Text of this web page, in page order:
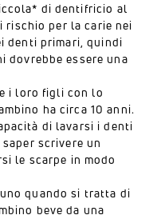
di dentifricio al
per la carie nei
denti primari, quindi
dovrebbe essere una
i loro figli con lo
ha circa 10 anni.
di lavarsi i denti
scrivere un
le scarpe in modo
quando si tratta di
beve da una